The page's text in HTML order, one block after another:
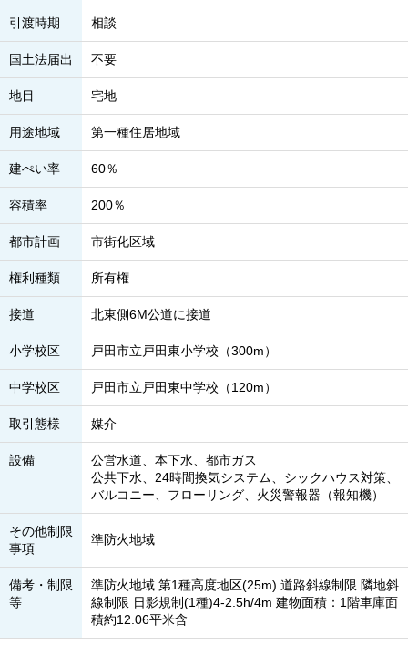
引渡時期 相談
国土法届出 不要
地目 宅地
用途地域 第一種住居地域
建ぺい率 60％
容積率 200％
都市計画 市街化区域
権利種類 所有権
接道 北東側6M公道に接道
小学校区 戸田市立戸田東小学校（300m）
中学校区 戸田市立戸田東中学校（120m）
取引態様 媒介
設備
公営水道、本下水、都市ガス
公共下水、24時間換気システム、シックハウス対策、
バルコニー、フローリング、火災警報器（報知機）
その他制限
事項
準防火地域
備考・制限
等
準防火地域 第1種高度地区(25m) 道路斜線制限 隣地斜
線制限 日影規制(1種)4-2.5h/4m 建物面積：1階車庫面
積約12.06平米含